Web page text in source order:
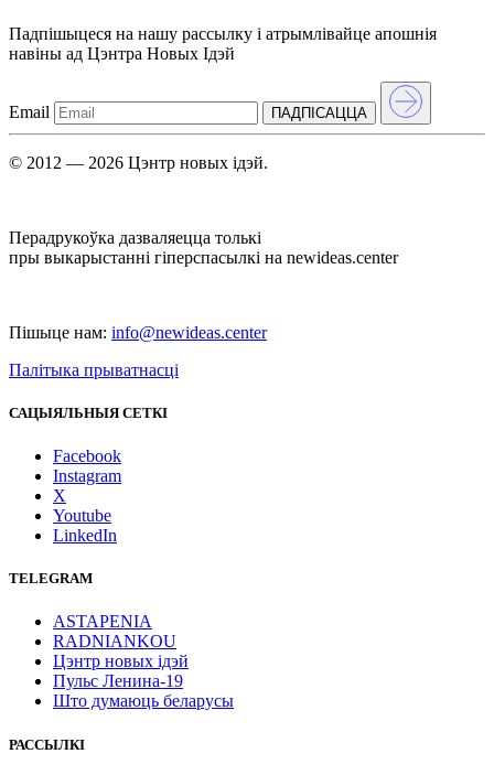
Падпішыцеся на нашу рассылкy і атрымлівайце апошнія
навіны ад Цэнтра Новых Iдэй
Email ПАДПIСАЦЦА
© 2012 — 2026 Цэнтр новых ідэй.
Перадрукоўка дазваляецца толькі
пры выкарыстанні гіперспасылкі на newideas.center
Пішыце нам: info@newideas.center
Палітыка прыватнасці
САЦЫЯЛЬНЫЯ СЕТКІ
Facebook
Instagram
X
Youtube
LinkedIn
TELEGRAM
ASTAPENIA
RADNIANKOU
Цэнтр новых ідэй
Пульс Ленина-19
Што думаюць беларусы
РАССЫЛКІ